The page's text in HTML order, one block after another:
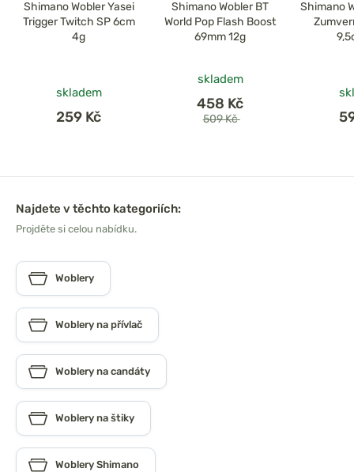
Shimano Wobler Yasei
Trigger Twitch SP 6cm
4g
skladem
259 Kč
Shimano Wobler BT
World Pop Flash Boost
69mm 12g
skladem
458 Kč
509 Kč
Shimano
Najdete v těchto kategoriích:
Projděte si celou nabídku.
Woblery
Woblery na přívlač
Woblery na candáty
Woblery na štiky
Woblery Shimano